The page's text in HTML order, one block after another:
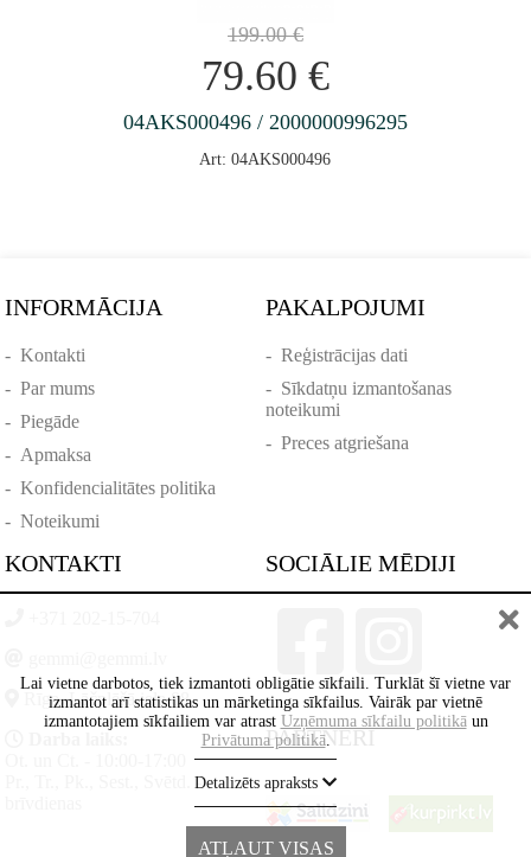
199.00€
79.60 €
04AKS000496 / 2000000996295
Art: 04AKS000496
INFORMĀCIJA
-Kontakti
-Par mums
-Piegāde
- Apmaksa
-Konfidencialitātes politika
-Noteikumi
PAKALPOJUMI
- Reģistrācijas dati
- Sīkdatņu izmantošanas
noteikumi
- Preces atgriešana
KONTAKTI
Rīga, Lāčplēšā iela 88
Pr., Tr., Pk., Sest., Svētd. -
SOCIĀLIE MĒDIJI
PARTNERI
Lai vietne darbotos, tiek izmantoti obligātie sīkfaili. Turklāt šī vietne var
izmantot arī statistikas un mārketinga sīkfailus. Vairāk par vietnē
izmantotajiem sīkfailiem var atrast Uzņēmuma sīkfailu politikāun
Privātuma politikā.
Detalizēts apraksts
ATĻAUT VISAS